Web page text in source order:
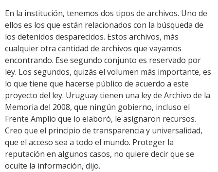
En la institución, tenemos dos tipos de archivos. Uno de
ellos es los que están relacionados con la búsqueda de
los detenidos desparecidos. Estos archivos, más
cualquier otra cantidad de archivos que vayamos
encontrando. Ese segundo conjunto es reservado por
ley. Los segundos, quizás el volumen más importante, es
lo que tiene que hacerse público de acuerdo a este
proyecto del ley. Uruguay tienen una ley de Archivo de la
Memoria del 2008, que ningún gobierno, incluso el
Frente Amplio que lo elaboró, le asignaron recursos.
Creo que el principio de transparencia y universalidad,
que el acceso sea a todo el mundo. Proteger la
reputación en algunos casos, no quiere decir que se
oculte la información, dijo.